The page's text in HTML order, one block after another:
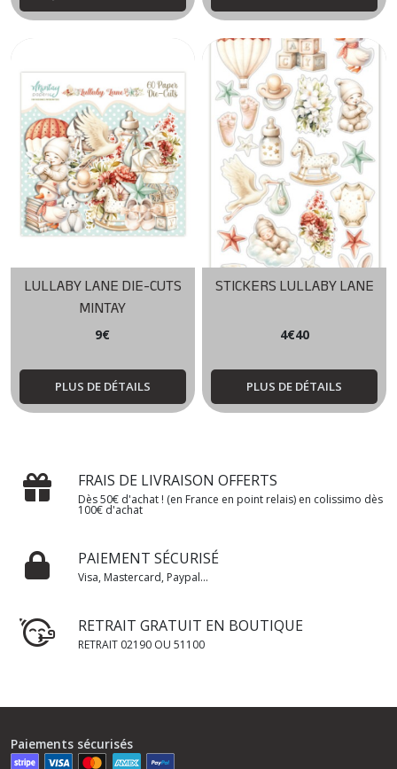
LULLABY LANE DIE-CUTS
MINTAY
9€
PLUS DE DÉTAILS
STICKERS LULLABY LANE
4€40
PLUS DE DÉTAILS
FRAIS DE LIVRAISON OFFERTS
Dès 50€ d'achat ! (en France en point relais) en colissimo dès
100€ d'achat
PAIEMENT SÉCURISÉ
Visa, Mastercard, Paypal...
RETRAIT GRATUIT EN BOUTIQUE
RETRAIT 02190 OU 51100
Paiements sécurisés